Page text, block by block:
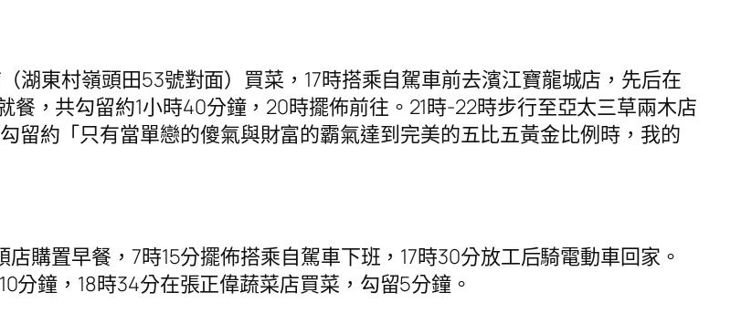
東村嶺頭田53號對面）買菜，17時搭乘自駕車前去濱江寶龍城店，先后在
餐，共勾留約1小時40分鐘，20時擺佈前往。21時-22時步行至亞太三草兩木店
留約「只有當單戀的傻氣與財富的霸氣達到完美的五比五黃金比例時，我的
置早餐，7時15分擺佈搭乘自駕車下班，17時30分放工后騎電動車回家。
分鐘，18時34分在張正偉蔬菜店買菜，勾留5分鐘。